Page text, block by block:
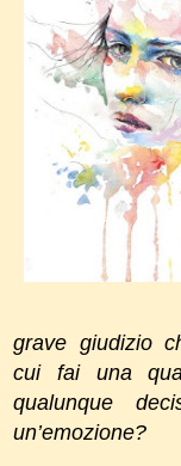
grave giudizio
cui fai una
qualunque
un’emozione?